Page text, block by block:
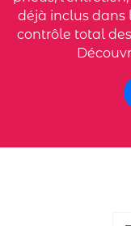
déjà inclus dans
contrôle total